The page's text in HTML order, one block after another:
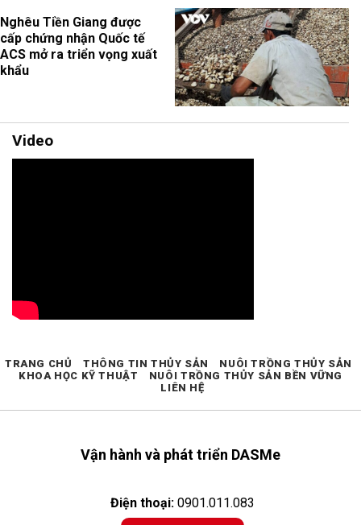
Nghêu Tiền Giang được
cấp chứng nhận Quốc tế
ACS mở ra triển vọng xuất
khẩu
Video
Vận hành và phát triển DASMe
Điện thoại: 0901.011.083
TRANG CHỦ THÔNG TIN THỦY SẢN
NUÔI TRỒNG THỦY SẢN
KHOA HỌC KỸ THUẬT
NUÔI TRỒNG THỦY SẢN BỀN VỮNG
LIÊN HỆ